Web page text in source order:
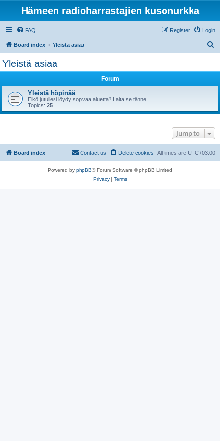
Hämeen radioharrastajien kusonurkka
FAQ Login
Register
Board index Yleistä asiaa
Yleistä asiaa
Forum
Yleistä höpinää
Eikö jutullesi löydy sopivaa aluetta? Laita se tänne.
Topics: 25
Jump to
Board index All times are UTC+03:00
Delete cookies
Contact us
Powered by phpBB® Forum Software © phpBB Limited
Privacy| Terms